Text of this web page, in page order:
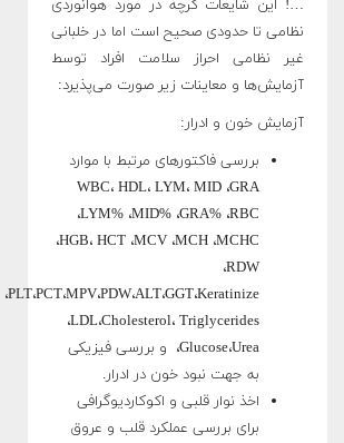
…! این شایعات گرچه در مورد هوانوردی
نظامی تا حدودی صحیح است اما در خلبانی
غیر نظامی احراز سلامت افراد توسط
آزمایش‌ها و معاینات زیر صورت می‌پذیرد:
آزمایش خون و ادرار:
بررسی فاکتورهای مرتبط با موارد
WBC، HDL، LYM، MID ،GRA
،LYM% ،MID% ،GRA% ،RBC
،HGB، HCT ،MCV ،MCH ،MCHC
،RDW
،PLT،PCT،MPV،PDW،ALT،GGT،Keratinize
،LDL،Cholesterol، Triglycerides
،Glucose،Urea و بررسی فیزیکی
به جهت نبود خون در ادرار.
اخذ نوار قلبی و اکوکاردیوگرافی
برای بررسی عملکرد قلب و عروق